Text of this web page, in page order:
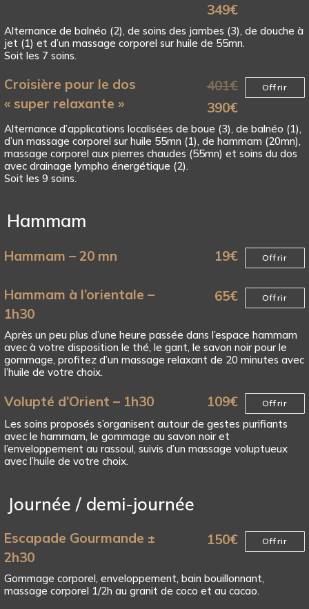
349€
Alternance de balnéo (2), de soins des jambes (3), de douche à
jet (1) et d’un massage corporel sur huile de 55mn.
Soit les 7 soins.
Croisière pour le dos
« super relaxante »
401€
390€
Offrir
Alternance d’applications localisées de boue (3), de balnéo (1),
d’un massage corporel sur huile 55mn (1), de hammam (20mn),
massage corporel aux pierres chaudes (55mn) et soins du dos
avec drainage lympho énergétique (2).
Soit les 9 soins.
Hammam
Hammam – 20 mn 19€ Offrir
Hammam à l’orientale –
1h30
65€ Offrir
Après un peu plus d’une heure passée dans l’espace hammam
avec à votre disposition le thé, le gant, le savon noir pour le
gommage, profitez d’un massage relaxant de 20 minutes avec
l’huile de votre choix.
Volupté d’Orient – 1h30 109€ Offrir
Les soins proposés s’organisent autour de gestes purifiants
avec le hammam, le gommage au savon noir et
l’enveloppement au rassoul, suivis d’un massage voluptueux
avec l’huile de votre choix.
Journée / demi-journée
Escapade Gourmande ±
2h30
150€ Offrir
Gommage corporel, enveloppement, bain bouillonnant,
massage corporel 1/2h au granit de coco et au cacao.